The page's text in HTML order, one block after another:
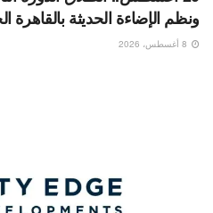
ونظم الإضاءة الحديثة بالقاهرة